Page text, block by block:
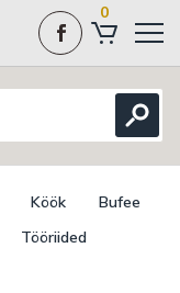
0
Köök
Bufee
Tööriided